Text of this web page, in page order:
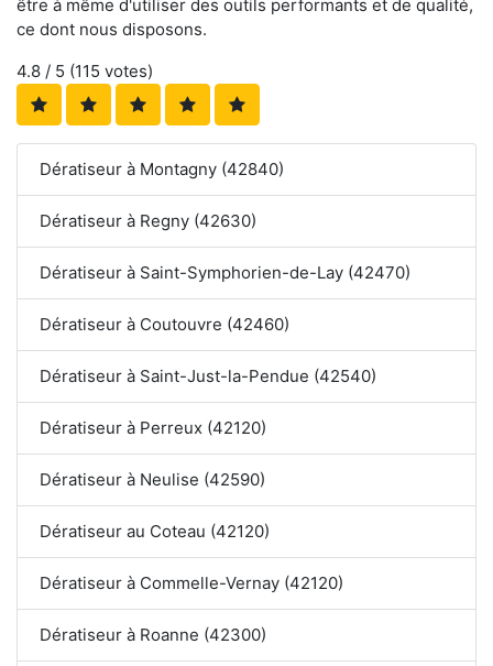
être à même d'utiliser des outils performants et de qualité,
ce dont nous disposons.
4.8 / 5 (115 votes)
Dératiseur à Montagny (42840)
Dératiseur à Regny (42630)
Dératiseur à Saint-Symphorien-de-Lay (42470)
Dératiseur à Coutouvre (42460)
Dératiseur à Saint-Just-la-Pendue (42540)
Dératiseur à Perreux (42120)
Dératiseur à Neulise (42590)
Dératiseur au Coteau (42120)
Dératiseur à Commelle-Vernay (42120)
Dératiseur à Roanne (42300)